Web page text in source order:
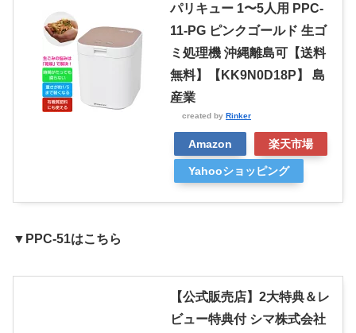
パリキュー 1〜5人用 PPC-
11-PG ピンクゴールド 生ゴ
ミ処理機 沖縄離島可【送料
無料】【KK9N0D18P】 島
産業
created by Rinker
Amazon 楽天市場
Yahooショッピング
▼PPC-51はこちら
【公式販売店】2大特典＆レ
ビュー特典付 シマ株式会社